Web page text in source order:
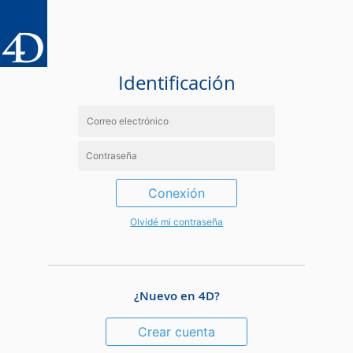
Identificación
Conexión
Olvidé mi contraseña
¿Nuevo en 4D?
Crear cuenta